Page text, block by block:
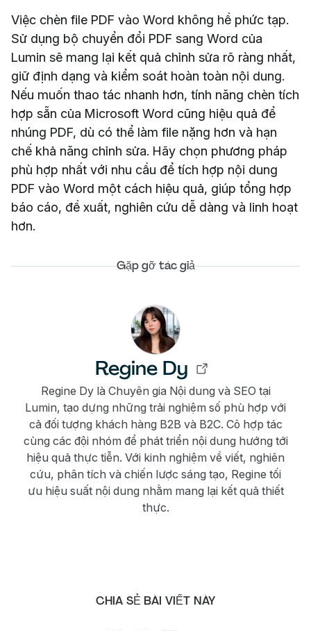
Việc chèn file PDF vào Word không hề phức tạp.
Sử dụng bộ chuyển đổi PDF sang Word của
Lumin sẽ mang lại kết quả chỉnh sửa rõ ràng nhất,
giữ định dạng và kiểm soát hoàn toàn nội dung.
Nếu muốn thao tác nhanh hơn, tính năng chèn tích
hợp sẵn của Microsoft Word cũng hiệu quả để
nhúng PDF, dù có thể làm file nặng hơn và hạn
chế khả năng chỉnh sửa. Hãy chọn phương pháp
phù hợp nhất với nhu cầu để tích hợp nội dung
PDF vào Word một cách hiệu quả, giúp tổng hợp
báo cáo, đề xuất, nghiên cứu dễ dàng và linh hoạt
hơn.
Gặp gỡ tác giả
Regine Dy
Regine Dy là Chuyên gia Nội dung và SEO tại
Lumin, tạo dựng những trải nghiệm số phù hợp với
cả đối tượng khách hàng B2B và B2C. Cô hợp tác
cùng các đội nhóm để phát triển nội dung hướng tới
hiệu quả thực tiễn. Với kinh nghiệm về viết, nghiên
cứu, phân tích và chiến lược sáng tạo, Regine tối
ưu hiệu suất nội dung nhằm mang lại kết quả thiết
thực.
CHIA SẺ BÀI VIẾT NÀY